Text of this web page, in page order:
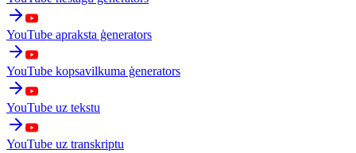
YouTube apraksta ģenerators
YouTube kopsavilkuma ģenerators
YouTube uz tekstu
YouTube uz transkriptu